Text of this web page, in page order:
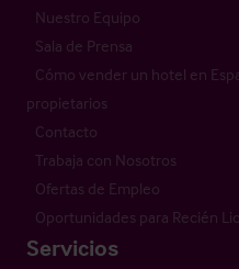
Nuestro Equipo
Sala de Prensa
Cómo vender un hotel en
propietarios
Contacto
Trabaja con Nosotros
Ofertas de Empleo
Oportunidades para Recién
Servicios